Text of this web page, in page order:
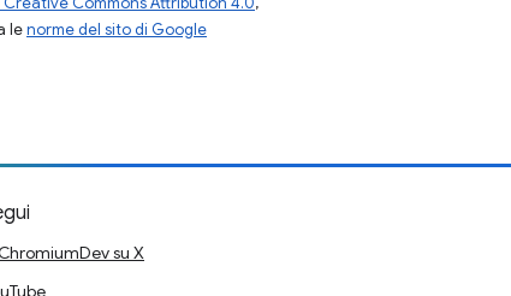
lenorme del sito di Google
su X